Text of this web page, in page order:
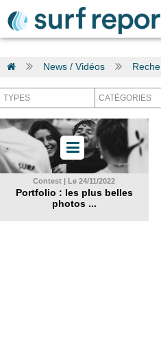
News / Vidéos
Contest | Le 24/11/2022
Portfolio : les plus belles
photos ...